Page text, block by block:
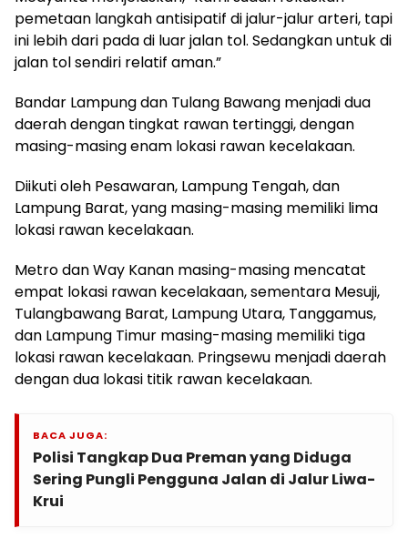
pemetaan langkah antisipatif di jalur-jalur arteri, tapi
ini lebih dari pada di luar jalan tol. Sedangkan untuk di
jalan tol sendiri relatif aman.”
Bandar Lampung dan Tulang Bawang menjadi dua
daerah dengan tingkat rawan tertinggi, dengan
masing-masing enam lokasi rawan kecelakaan.
Diikuti oleh Pesawaran, Lampung Tengah, dan
Lampung Barat, yang masing-masing memiliki lima
lokasi rawan kecelakaan.
Metro dan Way Kanan masing-masing mencatat
empat lokasi rawan kecelakaan, sementara Mesuji,
Tulangbawang Barat, Lampung Utara, Tanggamus,
dan Lampung Timur masing-masing memiliki tiga
lokasi rawan kecelakaan. Pringsewu menjadi daerah
dengan dua lokasi titik rawan kecelakaan.
BACA JUGA:
Polisi Tangkap Dua Preman yang Diduga
Sering Pungli Pengguna Jalan di Jalur Liwa-
Krui